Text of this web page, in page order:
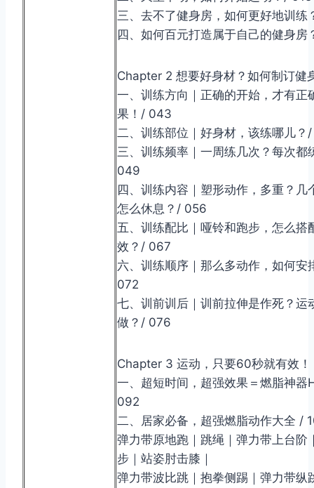
三、去不了健身房，如何更好地训练
四、如何百元打造属于自己的健身
Chapter 2 想要好身材？如何制订健
一、训练方向｜正确的开始，才有正
果！/ 043
二、训练部位｜好身材，该练哪儿？
三、训练频率｜一周练几次？每次都
049
四、训练内容｜塑形动作，多重？几
怎么休息？/ 056
五、训练配比｜哑铃和跑步，怎么搭
效？/ 067
六、训练顺序｜那么多动作，如何安
072
七、训前训后｜训前拉伸是作死？运
做？/ 076
Chapter 3 运动，只要60秒就有效！
一、超短时间，超强效果＝燃脂神器
092
二、居家必备，超强燃脂动作大全 /
弹力带原地跑｜跳绳｜弹力带上台阶
步｜站姿肘击膝｜
弹力带波比跳｜抱拳侧踢｜弹力带纵